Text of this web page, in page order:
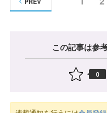
この記事は参
0